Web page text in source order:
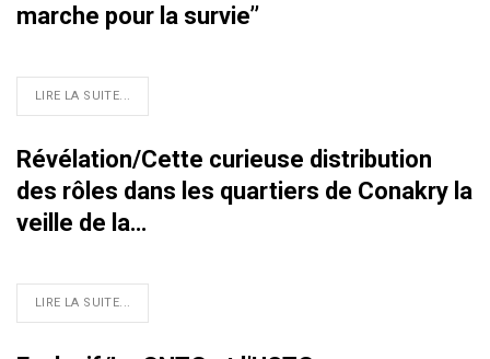
marche pour la survie’’
LIRE LA SUITE...
Révélation/Cette curieuse distribution
des rôles dans les quartiers de Conakry la
veille de la…
LIRE LA SUITE...